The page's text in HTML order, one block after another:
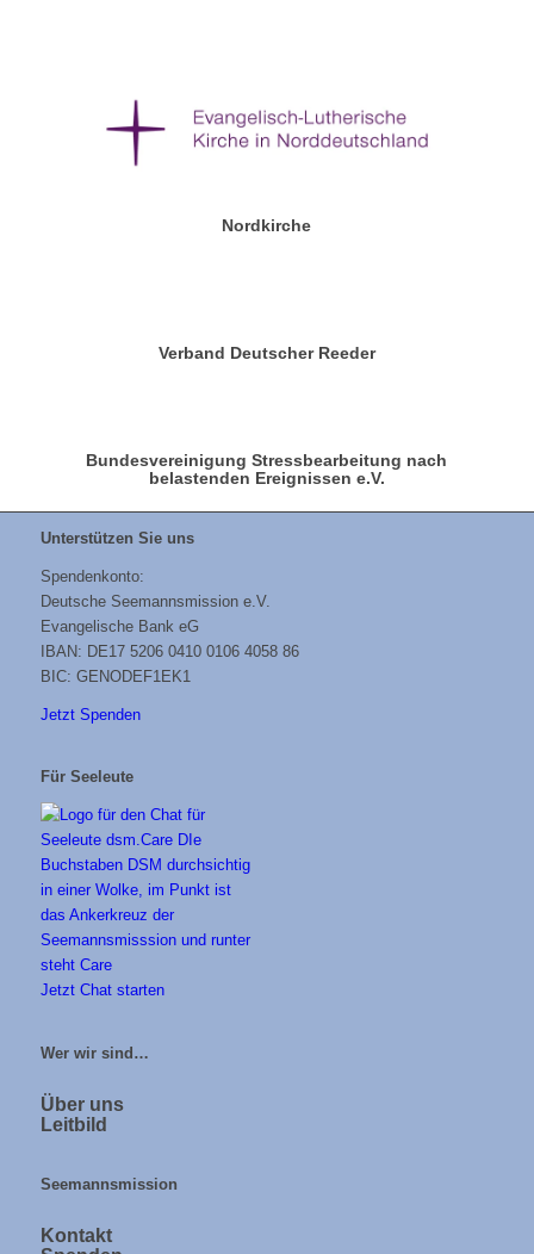
Nordkirche
Verband Deutscher Reeder
Bundesvereinigung Stressbearbeitung nach
belastenden Ereignissen e.V.
Unterstützen Sie uns
Spendenkonto:
Deutsche Seemannsmission e.V.
Evangelische Bank eG
IBAN: DE17 5206 0410 0106 4058 86
BIC: GENODEF1EK1
Jetzt Spenden
Für Seeleute
Jetzt Chat starten
Wer wir sind…
Über uns
Leitbild
Seemannsmission
Kontakt